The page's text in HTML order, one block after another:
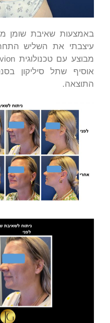
באמצעות שאיבת שומן
עיצבתי את השליש
אוסיף שתל סיליקון
התוצאה.